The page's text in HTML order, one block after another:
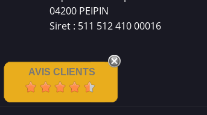
04200 PEIPIN
Siret : 511 512 410 00016
AVIS CLIENTS